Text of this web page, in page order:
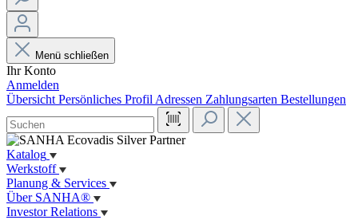
Menü schließen
Ihr Konto
Anmelden
Übersicht Persönliches Profil Adressen Zahlungsarten Bestellungen
Katalog
Werkstoff
Planung & Services
Über SANHA®
Investor Relations